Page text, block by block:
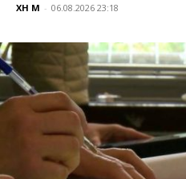
XH M - 06.08.2026 23:18